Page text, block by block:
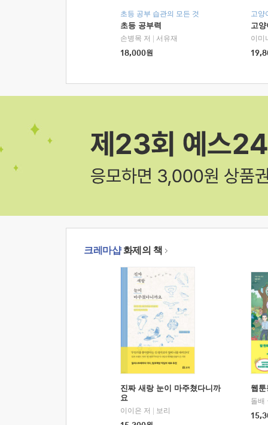
초등 공부 습관의 모든 것
초등 공부력
손병목 저
서유재
18,000원
고양
고
이미
크레마샵화제의 책
진짜 새랑 눈이 마주쳤다니까
요
이이은 저
보리
웹
돌배